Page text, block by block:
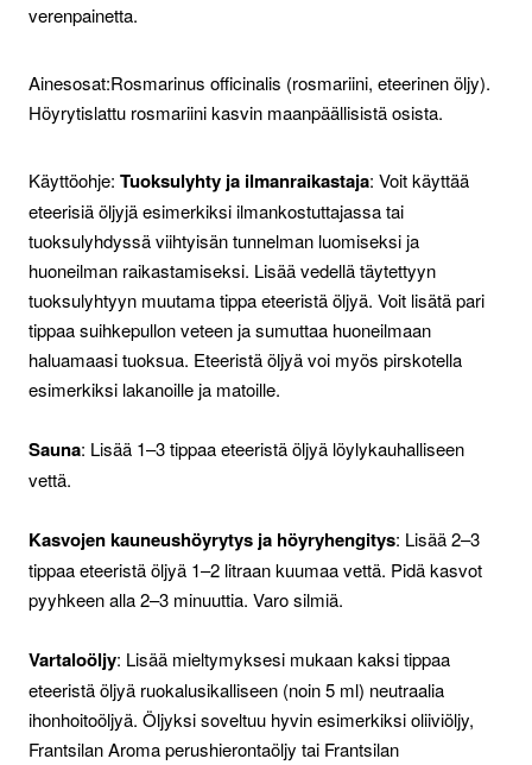
verenpainetta.
Ainesosat:Rosmarinus officinalis (rosmariini, eteerinen öljy).
Höyrytislattu rosmariini kasvin maanpäällisistä osista.
Käyttöohje: Tuoksulyhty ja ilmanraikastaja: Voit käyttää
eteerisiä öljyjä esimerkiksi ilmankostuttajassa tai
tuoksulyhdyssä viihtyisän tunnelman luomiseksi ja
huoneilman raikastamiseksi. Lisää vedellä täytettyyn
tuoksulyhtyyn muutama tippa eteeristä öljyä. Voit lisätä pari
tippaa suihkepullon veteen ja sumuttaa huoneilmaan
haluamaasi tuoksua. Eteeristä öljyä voi myös pirskotella
esimerkiksi lakanoille ja matoille.
Sauna: Lisää 1–3 tippaa eteeristä öljyä löylykauhalliseen
vettä.
Kasvojen kauneushöyrytys ja höyryhengitys: Lisää 2–3
tippaa eteeristä öljyä 1–2 litraan kuumaa vettä. Pidä kasvot
pyyhkeen alla 2–3 minuuttia. Varo silmiä.
Vartaloöljy: Lisää mieltymyksesi mukaan kaksi tippaa
eteeristä öljyä ruokalusikalliseen (noin 5 ml) neutraalia
ihonhoitoöljyä. Öljyksi soveltuu hyvin esimerkiksi oliiviöljy,
Frantsilan Aroma perushierontaöljy tai Frantsilan